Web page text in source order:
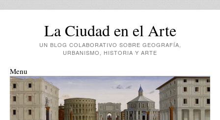
La Ciudad en el Arte
UN BLOG COLABORATIVO SOBRE GEOGRAFÍA,
URBANISMO, HISTORIA Y ARTE
Menu
Skip to content